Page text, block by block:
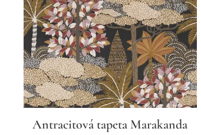
Antracitová tapeta Marakanda